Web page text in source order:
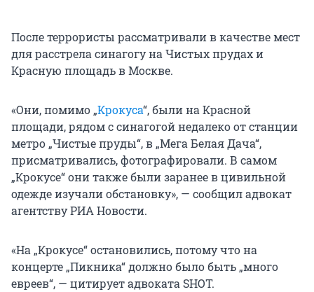
После террористы рассматривали в качестве мест
для расстрела синагогу на Чистых прудах и
Красную площадь в Москве.
«Они, помимо „Крокуса“, были на Красной
площади, рядом с синагогой недалеко от станции
метро „Чистые пруды“, в „Мега Белая Дача“,
присматривались, фотографировали. В самом
„Крокусе“ они также были заранее в цивильной
одежде изучали обстановку», — сообщил адвокат
агентству РИА Новости.
«На „Крокусе“ остановились, потому что на
концерте „Пикника“ должно было быть „много
евреев“, — цитирует адвоката SHOT.